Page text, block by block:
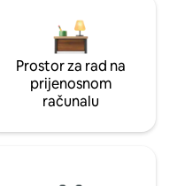
Prostor za rad na
prijenosnom
računalu